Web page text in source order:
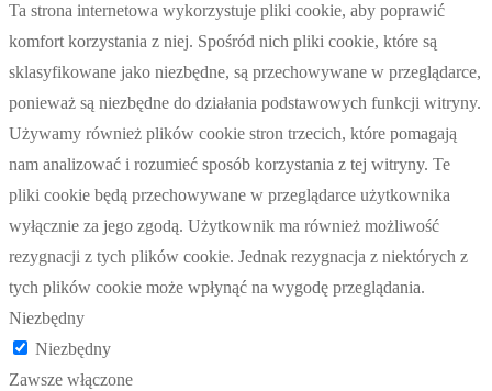
Ta strona internetowa wykorzystuje pliki cookie, aby poprawić
komfort korzystania z niej. Spośród nich pliki cookie, które są
sklasyfikowane jako niezbędne, są przechowywane w przeglądarce,
ponieważ są niezbędne do działania podstawowych funkcji witryny.
Używamy również plików cookie stron trzecich, które pomagają
nam analizować i rozumieć sposób korzystania z tej witryny. Te
pliki cookie będą przechowywane w przeglądarce użytkownika
wyłącznie za jego zgodą. Użytkownik ma również możliwość
rezygnacji z tych plików cookie. Jednak rezygnacja z niektórych z
tych plików cookie może wpłynąć na wygodę przeglądania.
Niezbędny
Niezbędny
Zawsze włączone